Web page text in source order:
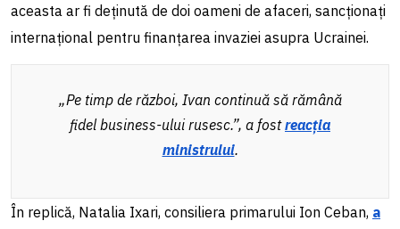
aceasta ar fi deținută de doi oameni de afaceri, sancționați
internațional pentru finanțarea invaziei asupra Ucrainei.
„Pe timp de război, Ivan continuă să rămână
fidel business-ului rusesc.”, a fostreacția
ministrului.
În replică, Natalia Ixari, consiliera primarului Ion Ceban, a